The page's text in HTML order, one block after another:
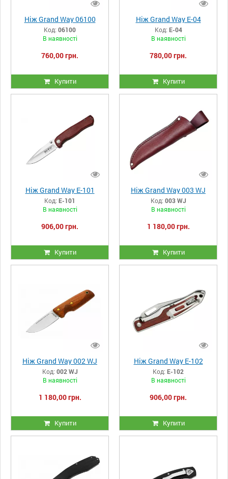
Ніж Grand Way 06100
Код: 06100
В наявності
760,00 грн.
Купити
Ніж Grand Way E-04
Код: E-04
В наявності
780,00 грн.
Купити
Ніж Grand Way E-101
Код: E-101
В наявності
906,00 грн.
Купити
Ніж Grand Way 003 WJ
Код: 003 WJ
В наявності
1 180,00 грн.
Купити
Ніж Grand Way 002 WJ
Код: 002 WJ
В наявності
1 180,00 грн.
Купити
Ніж Grand Way E-102
Код: E-102
В наявності
906,00 грн.
Купити